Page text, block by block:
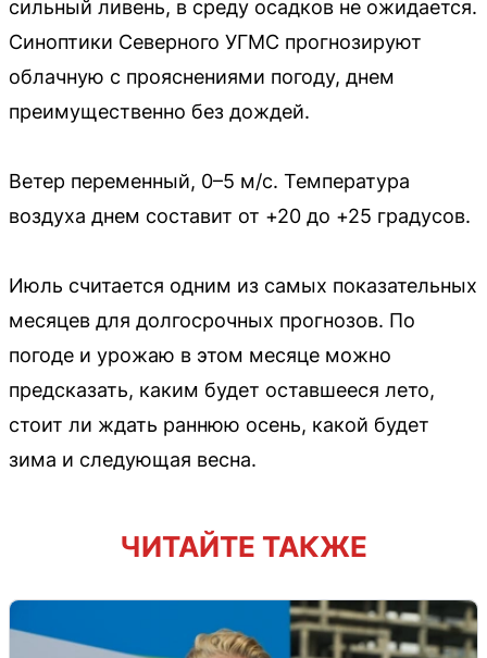
сильный ливень, в среду осадков не ожидается.
Синоптики Северного УГМС прогнозируют
облачную с прояснениями погоду, днем
преимущественно без дождей.
Ветер переменный, 0–5 м/с. Температура
воздуха днем составит от +20 до +25 градусов.
Июль считается одним из самых показательных
месяцев для долгосрочных прогнозов. По
погоде и урожаю в этом месяце можно
предсказать, каким будет оставшееся лето,
стоит ли ждать раннюю осень, какой будет
зима и следующая весна.
ЧИТАЙТЕ ТАКЖЕ